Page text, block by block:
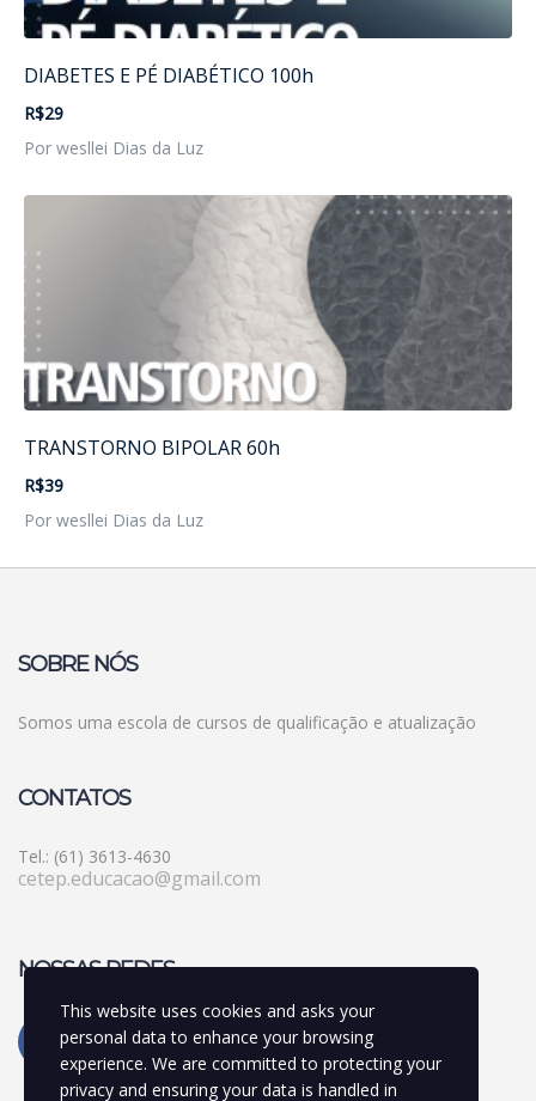
DIABETES E PÉ DIABÉTICO 100h
R$29
Por wesllei Dias da Luz
TRANSTORNO BIPOLAR 60h
R$39
Por wesllei Dias da Luz
SOBRE NÓS
Somos uma escola de cursos de qualificação e atualização
CONTATOS
Tel.: (61) 3613-4630
cetep.educacao@gmail.com
NOSSAS REDES
This website uses cookies and asks your
personal data to enhance your browsing
experience. We are committed to protecting your
privacy and ensuring your data is handled in